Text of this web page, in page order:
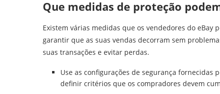
Que medidas de proteção
Existem várias medidas que os vendedores do
garantir que as suas vendas decorram sem
suas transações e evitar perdas.
Use as configurações de segurança fornecidas
definir critérios que os compradores devem